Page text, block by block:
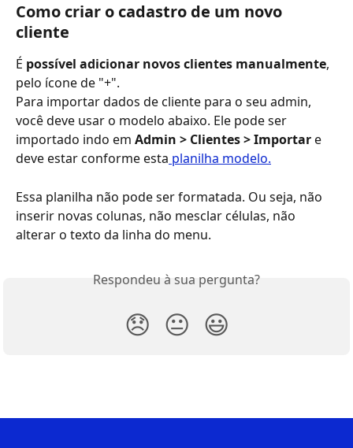
Como criar o cadastro de um novo
cliente
É possível adicionar novos clientes manualmente,
pelo ícone de "+".
Para importar dados de cliente para o seu admin,
você deve usar o modelo abaixo. Ele pode ser
importado indo em Admin > Clientes > Importar e
deve estar conforme esta planilha modelo.
Essa planilha não pode ser formatada. Ou seja, não
inserir novas colunas, não mesclar células, não
alterar o texto da linha do menu.
Respondeu à sua pergunta?
😞 😐 😃